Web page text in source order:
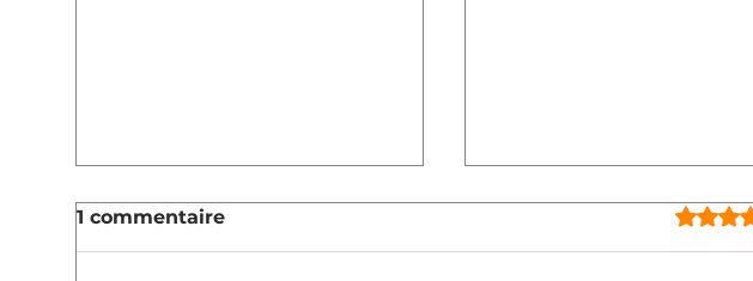
1 commentaire Noté 0